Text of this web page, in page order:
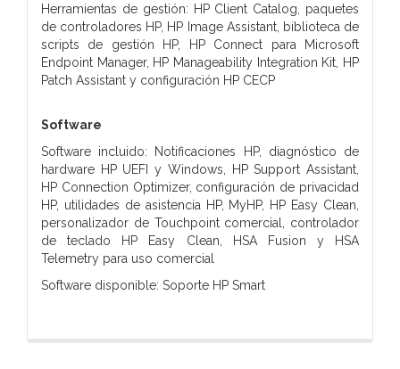
Herramientas de gestión: HP Client Catalog, paquetes
de controladores HP, HP Image Assistant, biblioteca de
scripts de gestión HP, HP Connect para Microsoft
Endpoint Manager, HP Manageability Integration Kit, HP
Patch Assistant y configuración HP CECP
Software
Software incluido: Notificaciones HP, diagnóstico de
hardware HP UEFI y Windows, HP Support Assistant,
HP Connection Optimizer, configuración de privacidad
HP, utilidades de asistencia HP, MyHP, HP Easy Clean,
personalizador de Touchpoint comercial, controlador
de teclado HP Easy Clean, HSA Fusion y HSA
Telemetry para uso comercial
Software disponible: Soporte HP Smart